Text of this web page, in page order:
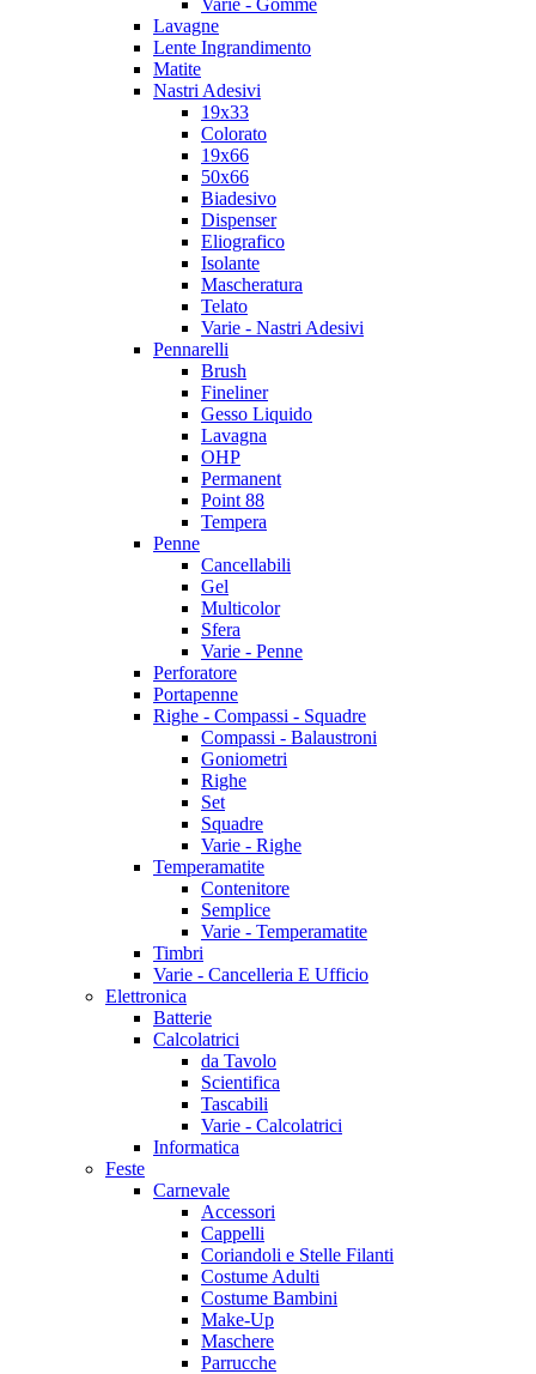
Varie - Gomme
Lavagne
Lente Ingrandimento
Matite
Nastri Adesivi
19x33
Colorato
19x66
50x66
Biadesivo
Dispenser
Eliografico
Isolante
Mascheratura
Telato
Varie - Nastri Adesivi
Pennarelli
Brush
Fineliner
Gesso Liquido
Lavagna
OHP
Permanent
Point 88
Tempera
Penne
Cancellabili
Gel
Multicolor
Sfera
Varie - Penne
Perforatore
Portapenne
Righe - Compassi - Squadre
Compassi - Balaustroni
Goniometri
Righe
Set
Squadre
Varie - Righe
Temperamatite
Contenitore
Semplice
Varie - Temperamatite
Timbri
Varie - Cancelleria E Ufficio
Elettronica
Batterie
Calcolatrici
da Tavolo
Scientifica
Tascabili
Varie - Calcolatrici
Informatica
Feste
Carnevale
Accessori
Cappelli
Coriandoli e Stelle Filanti
Costume Adulti
Costume Bambini
Make-Up
Maschere
Parrucche